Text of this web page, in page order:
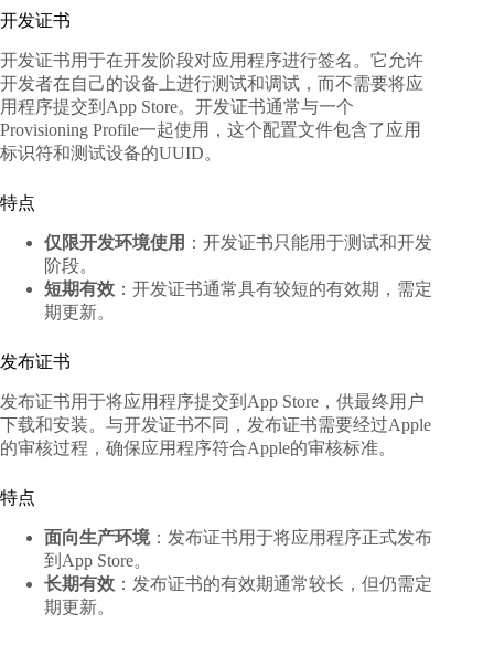
开发证书
开发证书用于在开发阶段对应用程序进行签名。它允许
开发者在自己的设备上进行测试和调试，而不需要将应
用程序提交到App Store。开发证书通常与一个
Provisioning Profile一起使用，这个配置文件包含了应用
标识符和测试设备的UUID。
特点
仅限开发环境使用 ：开发证书只能用于测试和开发
阶段。
短期有效 ：开发证书通常具有较短的有效期，需定
期更新。
发布证书
发布证书用于将应用程序提交到App Store，供最终用户
下载和安装。与开发证书不同，发布证书需要经过Apple
的审核过程，确保应用程序符合Apple的审核标准。
特点
面向生产环境：发布证书用于将应用程序正式发布
到App Store。
长期有效 ：发布证书的有效期通常较长，但仍需定
期更新。